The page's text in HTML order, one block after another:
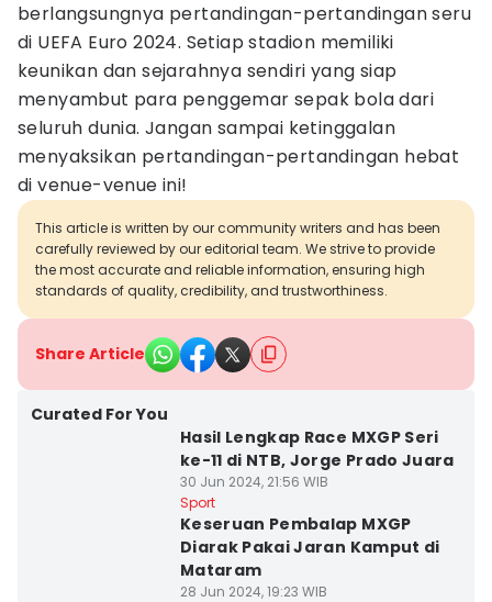
berlangsungnya pertandingan-pertandingan seru
di UEFA Euro 2024. Setiap stadion memiliki
keunikan dan sejarahnya sendiri yang siap
menyambut para penggemar sepak bola dari
seluruh dunia. Jangan sampai ketinggalan
menyaksikan pertandingan-pertandingan hebat
di venue-venue ini!
This article is written by our community writers and has been
carefully reviewed by our editorial team. We strive to provide
the most accurate and reliable information, ensuring high
standards of quality, credibility, and trustworthiness.
Share Article
Curated For You
Hasil Lengkap Race MXGP Seri
ke-11 di NTB, Jorge Prado Juara
30 Jun 2024, 21:56 WIB
Sport
Keseruan Pembalap MXGP
Diarak Pakai Jaran Kamput di
Mataram
28 Jun 2024, 19:23 WIB